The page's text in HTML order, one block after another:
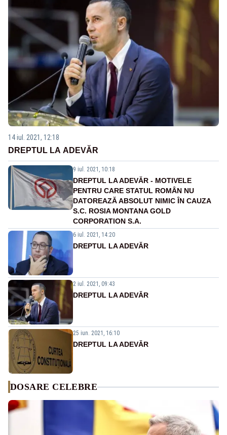
14 iul. 2021, 12:18
DREPTUL LA ADEVĂR
9 iul. 2021, 10:18
DREPTUL LA ADEVĂR - MOTIVELE
PENTRU CARE STATUL ROMÂN NU
DATOREAZĂ ABSOLUT NIMIC ÎN CAUZA
S.C. ROSIA MONTANA GOLD
CORPORATION S.A.
6 iul. 2021, 14:20
DREPTUL LA ADEVĂR
2 iul. 2021, 09:43
DREPTUL LA ADEVĂR
25 iun. 2021, 16:10
DREPTUL LA ADEVĂR
DOSARE CELEBRE